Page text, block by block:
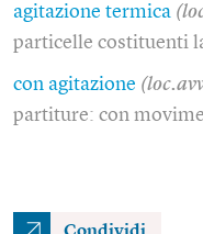
agitazione termica
particelle costituenti
con agitazione
partiture: con